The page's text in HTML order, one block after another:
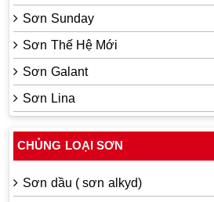
Sơn Sunday
Sơn Thế Hệ Mới
Sơn Galant
Sơn Lina
CHỦNG LOẠI SƠN
Sơn dầu ( sơn alkyd)